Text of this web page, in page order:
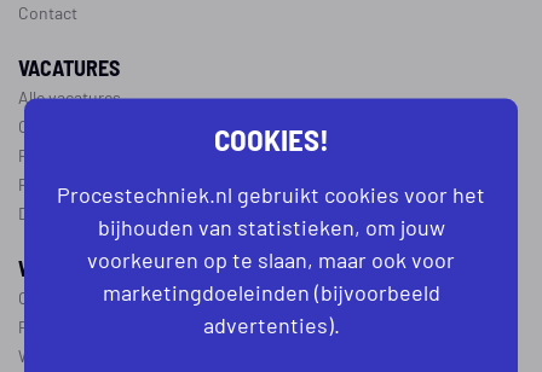
Contact
VACATURES
Alle vacatures
Operator vacatures
Productiemedewerker vacatures
Ploegleider vacatures
Dagdienst vacatures
WERKEN IN DE PROCESTECHNIEK
Over de procestechniek
Ploegendienst
Wat is een procesoperator
COOKIES!
Procestechniek.nl gebruikt cookies voor het
bijhouden van statistieken, om jouw
voorkeuren op te slaan, maar ook voor
marketingdoeleinden (bijvoorbeeld
advertenties).